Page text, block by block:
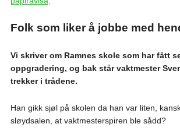
Folk som liker å jobbe med
Vi skriver om Ramnes skole som har fått
oppgradering, og bak står vaktmester
trekker i trådene.
Han gikk sjøl på skolen da han var liten,
sløydsalen, at vaktmesterspiren ble sådd?